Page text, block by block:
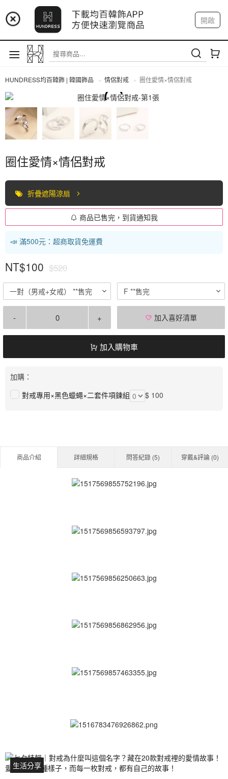
📢 市集預告：9/4-9/6 淡水捷運站
📢 市集預告：9/12-9/13 八里海巡基地
📢 市集預告：8/22-8/23 桃園青埔置地廣場
開啟
註冊 我的帳戶
HUNDRESS均百韓飾 | 韓國飾品 情侶對戒 圈住愛情×情侶對戒
圈住愛情×情侶對戒
折疊遮陽涼扇
商品已售完，到貨通知我
📣 滿500元：超商取貨免運費
NT$100 $520
一對（男戒+女戒） **售完 F **售完
- + 加入喜好清單
加入購物車
加購：
對戒專用×黑色蠟蠅×二套件項鍊組
$ 100
商品介紹 詳細規格 問答紀錄 (5) 穿戴&評論 (0)
生活分享